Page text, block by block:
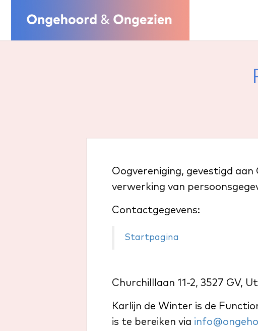
Oogvereniging, gevestigd
verwerking van
Contactgegevens:
Startpagina
Churchilllaan 11-2, 3527 GV,
Karlijn de Winter is de
is te bereiken via